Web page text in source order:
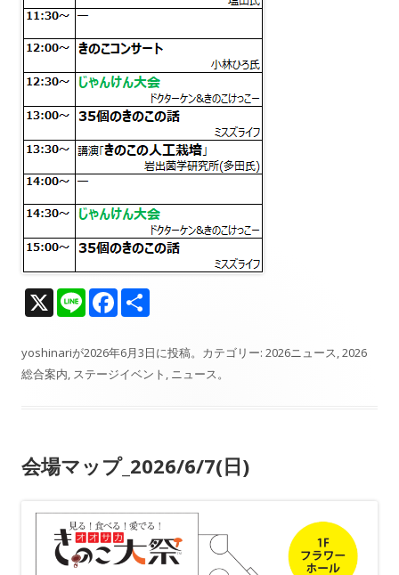
X Li
e
F
e
b
k
yoshinariが2026年6月3日に投稿。カテゴリー: 2026ニュース,2026
総合案内, ステージイベント , ニュース。
会場マップ_2026/6/7(日)